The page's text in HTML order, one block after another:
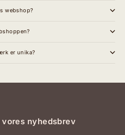
webshop?
er unika?
nyhedsbrev